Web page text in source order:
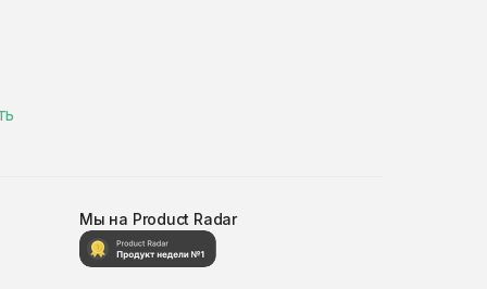
Мы на Product Radar